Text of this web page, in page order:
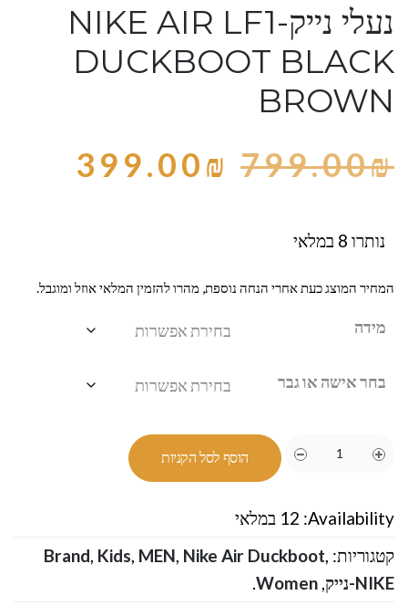
נעלי נייק-NIKE AIR LF1
DUCKBOOT BLACK
BROWN
799.00₪
399.00₪
נותרו 8 במלאי
המחיר המוצג כעת אחרי הנחה נוספת, מהרו להזמין המלאי אוזל ומוגבל.
מידה
בחר אישה או גבר
הוסף לסל הקניות
Availability: 12 במלאי
קטגוריות:
Brand, Kids, MEN, Nike Air Duckboot,
NIKE-נייק
,
Women
.